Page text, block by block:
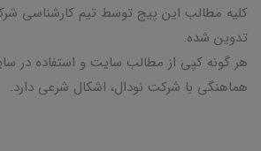
کلیه مطالب این پیج توسط تیم کارشناسی
تدوین شده.
هر گونه کپی از مطالب سایت و استفاده در
هماهنگی با شرکت نودال، اشکال شرعی دارد.